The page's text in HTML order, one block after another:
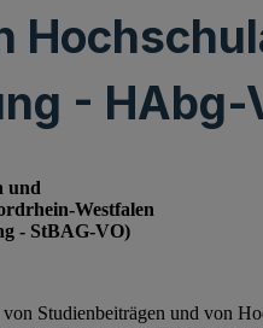
- HAbg-